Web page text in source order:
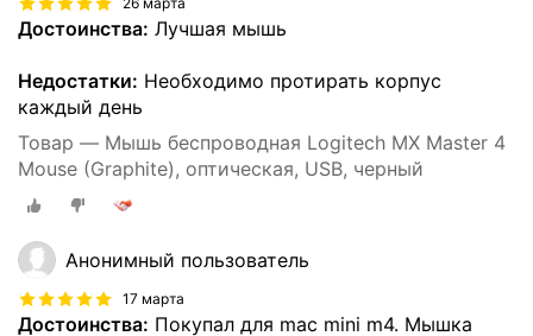
Достоинства: Лучшая мышь
Недостатки: Необходимо протирать корпус
каждый день
Товар — Мышь беспроводная Logitech MX Master 4
Mouse (Graphite), оптическая, USB, черный
Анонимный пользователь
17 марта
Достоинства: Покупал для mac mini m4. Мышка